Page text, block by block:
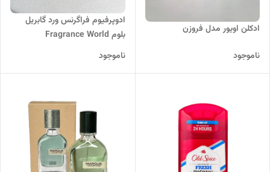
ادکلن اویور مدل فروزن
ناموجود
ادوپرفیوم فراگرنس ورد گابریل
بلوم Fragrance World
میلی لیتر
ناموجود